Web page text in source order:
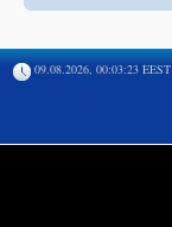
09.08.2026, 00:03:23 EEST